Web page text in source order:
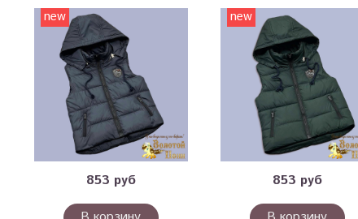
new
853 руб
new
853 руб